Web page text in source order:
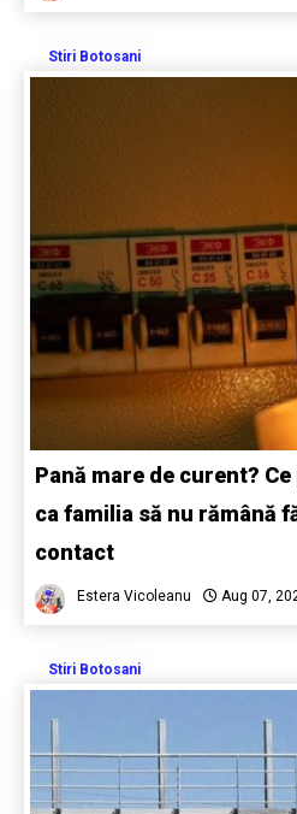
Stiri Botosani
Pană mare de curent?
ca familia să nu rămână
contact
Estera Vicoleanu Aug 07,
Stiri Botosani